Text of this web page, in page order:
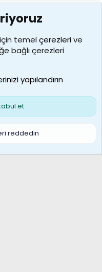
için temelçerezlerive
bağlı çerezleri
yapılandırın
et
reddedin